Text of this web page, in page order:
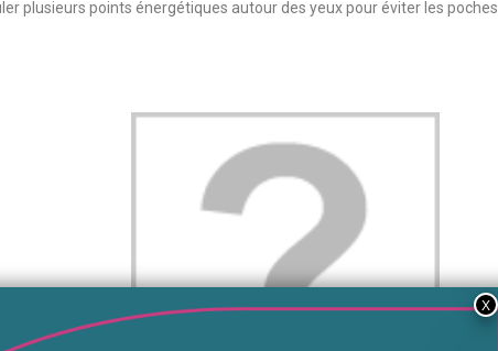
plusieurs points énergétiques autour des yeux pour éviter les poches